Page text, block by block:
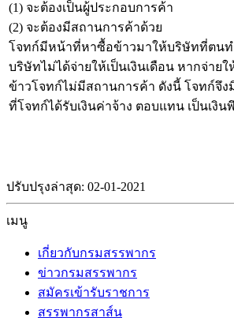
(1) จะต้องเป็นผู้ประกอบการค้า
(2) จะต้องมีสถานการค้าด้วย
โจทก์มีหน้าที่หาซื้อข้าวมาให้บริษัทที่ตนทำ
บริษัทไม่ได้จ่ายให้เป็นเงินเดือน หากจ่า
ข้าวโจทก์ไม่มีสถานการค้า ดังนี้ โจทก์จึง
ที่โจทก์ได้รับเงินค่าจ้าง ตอบแทน เป็นเงิ
ปรับปรุงล่าสุด: 02-01-2021
เมนู
เกี่ยวกับกรมสรรพากร
ข่าวกรมสรรพากร
สมัครเข้ารับราชการ
สรรพากรสาส์น